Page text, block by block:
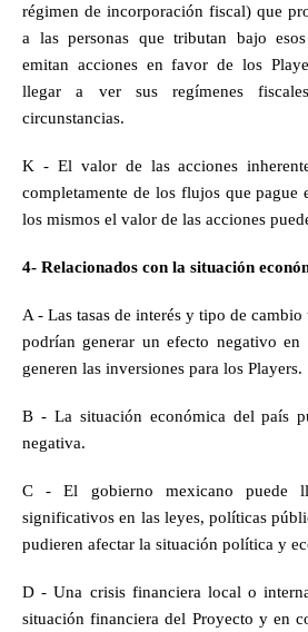
régimen de incorporación fiscal) que
a las personas que tributan bajo
emitan acciones en favor de los
llegar a ver sus regímenes
circunstancias.
K - El valor de las acciones
completamente de los flujos que
los mismos el valor de las acciones
4- Relacionados con la situación
A - Las tasas de interés y tipo de
podrían generar un efecto negativo
generen las inversiones para los Players.
B - La situación económica del país
negativa.
C - El gobierno mexicano puede
significativos en las leyes, políticas
pudieren afectar la situación política y
D - Una crisis financiera local o
situación financiera del Proyecto y en